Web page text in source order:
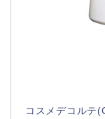
コスメデコルテ